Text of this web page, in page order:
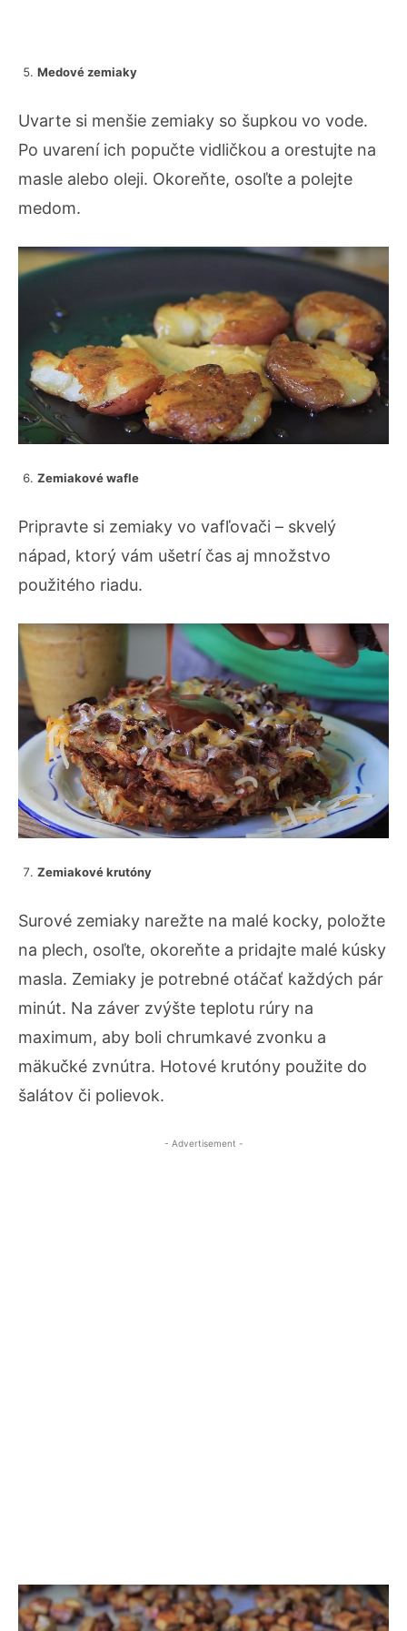
Medové zemiaky
Uvarte si menšie zemiaky so šupkou vo vode.
Po uvarení ich popučte vidličkou a orestujte na
masle alebo oleji. Okoreňte, osoľte a polejte
medom.
Zemiakové wafle
Pripravte si zemiaky vo vafľovači – skvelý
nápad, ktorý vám ušetrí čas aj množstvo
použitého riadu.
Zemiakové krutóny
Surové zemiaky narežte na malé kocky, položte
na plech, osoľte, okoreňte a pridajte malé kúsky
masla. Zemiaky je potrebné otáčať každých pár
minút. Na záver zvýšte teplotu rúry na
maximum, aby boli chrumkavé zvonku a
mäkučké zvnútra. Hotové krutóny použite do
šalátov či polievok.
- Advertisement -